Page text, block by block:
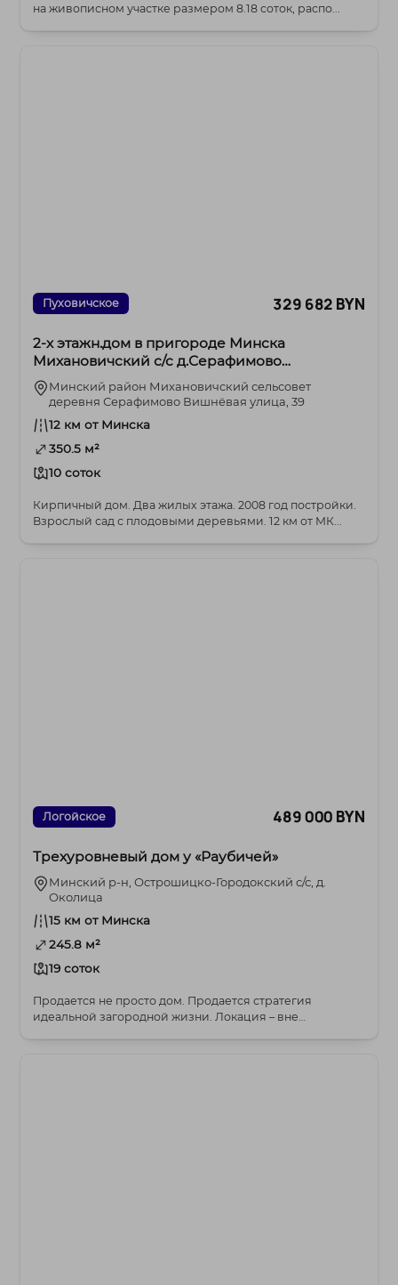
на живописном участке размером 8.18 соток, распо...
Пуховичское 329 682 BYN
2-х этажн.дом в пригороде Минска
Михановичский с/с д.Серафимово
ул.Вишнёвая улица
Минский район Михановичский сельсовет
деревня Серафимово Вишнёвая улица, 39
12 км от Минска
350.5 м²
10 соток
Кирпичный дом. Два жилых этажа. 2008 год постройки.
Взрослый сад с плодовыми деревьями. 12 км от МК...
Логойское 489 000 BYN
Трехуровневый дом у «Раубичей»
Минский р-н, Острошицко-Городокский с/с, д.
Околица
15 км от Минска
245.8 м²
19 соток
Продается не просто дом. Продается стратегия
идеальной загородной жизни. Локация – вне